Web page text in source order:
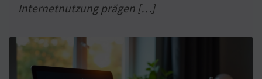
Internetnutzung prägen […]